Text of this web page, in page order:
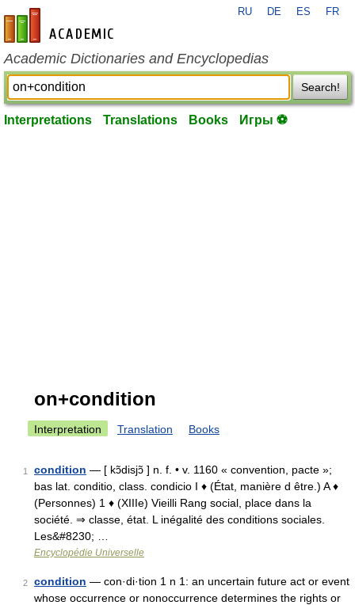
en-academic.com
RU DE ES FR
Academic Dictionaries and Encyclopedias
Search!
Interpretations Translations Books Игры ⚽
on+condition
Interpretation Translation Books
1 condition — [ kɔ̃disjɔ̃ ] n. f. • v. 1160 « convention, pacte »;
bas lat. conditio, class. condicio I ♦ (État, manière d être.) A ♦
(Personnes) 1 ♦ (XIIIe) Vieilli Rang social, place dans la
société. ⇒ classe, état. L inégalité des conditions sociales.
Les&#8230; …
Encyclopédie Universelle
2 condition — con·di·tion 1 n 1: an uncertain future act or event
whose occurrence or nonoccurrence determines the rights or